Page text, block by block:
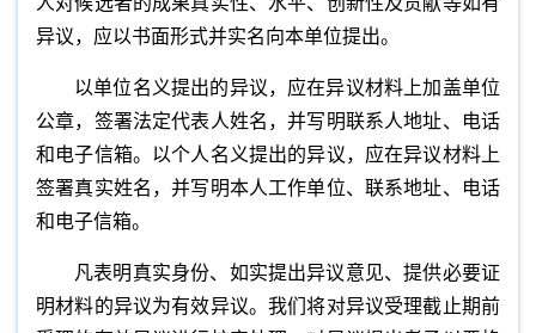
异议，应以书面形式并实名向本单位提出。
以单位名义提出的异议，应在异议材料上加盖单位
公章，签署法定代表人姓名，并写明联系人地址、电话
和电子信箱。以个人名义提出的异议，应在异议材料上
签署真实姓名，并写明本人工作单位、联系地址、电话
和电子信箱。
凡表明真实身份、如实提出异议意见、提供必要证
明材料的异议为有效异议。我们将对异议受理截止期前